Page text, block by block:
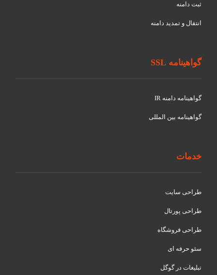
ثبت دامنه
انتقال و تمدید دامنه
گواهینامه SSL
گواهينامه دامنه IR
گواهينامه بین المللی
خدمات
طراحی سایت
طراحی پورتال
طراحی فروشگاه
سئو حرفه ای
تبلیغات در گوگل